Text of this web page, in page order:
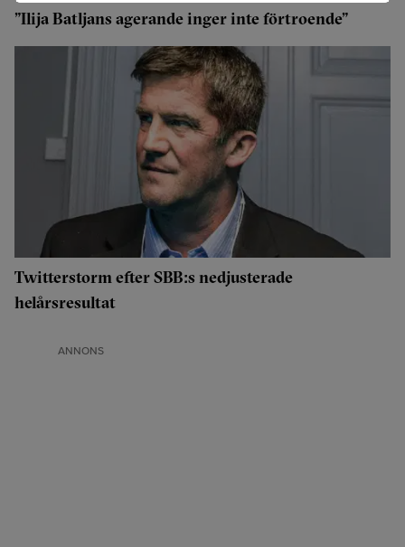
”Ilija Batljans agerande inger inte förtroende”
Twitterstorm efter SBB:s nedjusterade
helårsresultat
ANNONS